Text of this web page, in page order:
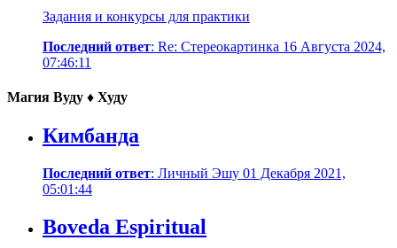
Задания и конкурсы для практики
Последний ответ: Re: Стереокартинка 16 Августа 2024,
07:46:11
Магия Вуду ♦ Худу
Кимбанда
Последний ответ: Личный Эшу 01 Декабря 2021,
05:01:44
Boveda Espiritual